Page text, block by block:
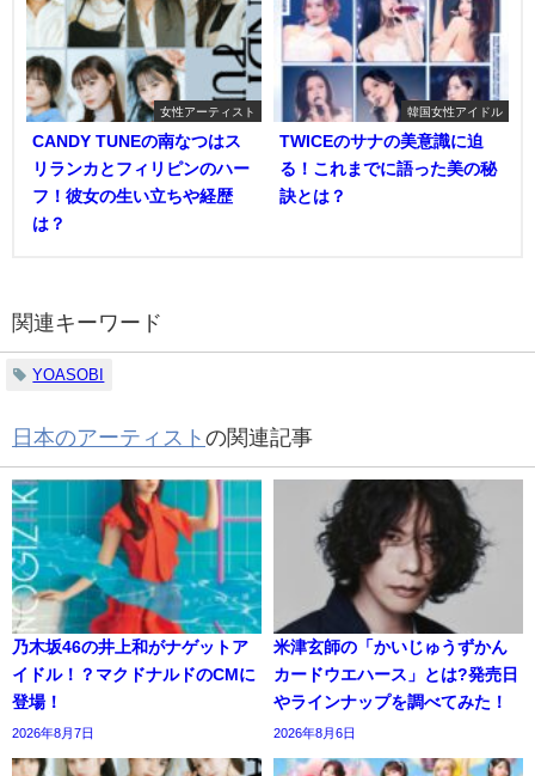
女性アーティスト
CANDY TUNEの南なつはス
リランカとフィリピンのハー
フ！彼女の生い立ちや経歴
は？
韓国女性アイドル
TWICEのサナの美意識に迫
る！これまでに語った美の秘
訣とは？
関連キーワード
YOASOBI
日本のアーティスト の関連記事
乃木坂46の井上和がナゲットア
イドル！？マクドナルドのCMに
登場！
2026年8月7日
米津玄師の「かいじゅうずかん
カードウエハース」とは?発売日
やラインナップを調べてみた！
2026年8月6日